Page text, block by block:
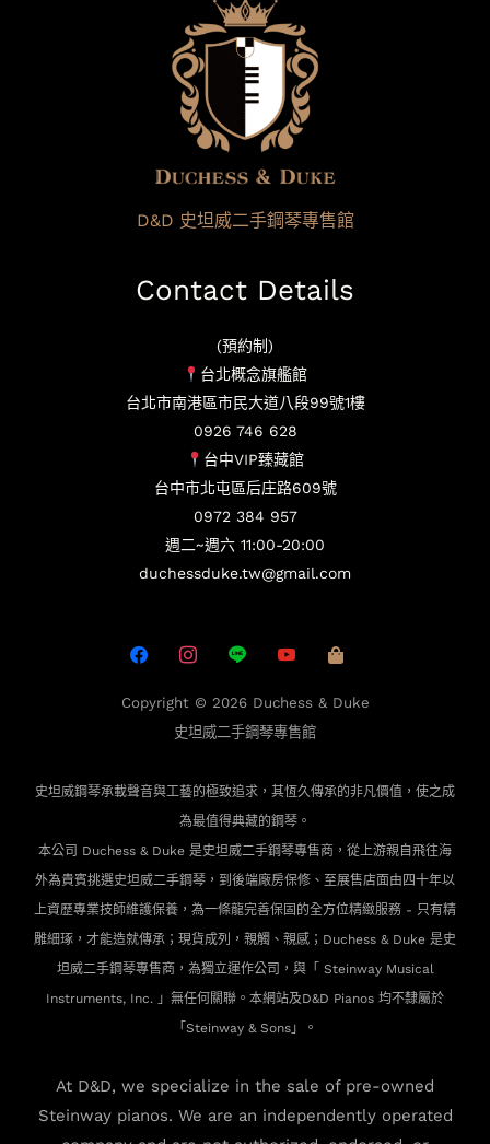
D&D 史坦威二手鋼琴專售館
Contact Details
(預約制)
台北概念旗艦館
台北市南港區市民大道八段99號1樓
0926 746 628
台中VIP臻藏館
台中市北屯區后庄路609號
0972 384 957
週二~週六 11:00-20:00
duchessduke.tw@gmail.com
Copyright © 2026 Duchess & Duke
史坦威二手鋼琴專售館
史坦威鋼琴承載聲音與工藝的極致追求，其恆久傳承的非凡價值，使之成
為最值得典藏的鋼琴。
本公司 Duchess & Duke 是史坦威二手鋼琴專售商，從上游親自飛往海
外為貴賓挑選史坦威二手鋼琴，到後端廠房保修、至展售店面由四十年以
上資歷專業技師維護保養，為一條龍完善保固的全方位精緻服務 - 只有精
雕細琢，才能造就傳承；現貨成列，親觸、親感；Duchess & Duke 是史
坦威二手鋼琴專售商，為獨立運作公司，與「 Steinway Musical
Instruments, Inc. 」無任何關聯。本網站及D&D Pianos 均不隸屬於
「Steinway & Sons」。
At D&D, we specialize in the sale of pre-owned
Steinway pianos. We are an independently operated